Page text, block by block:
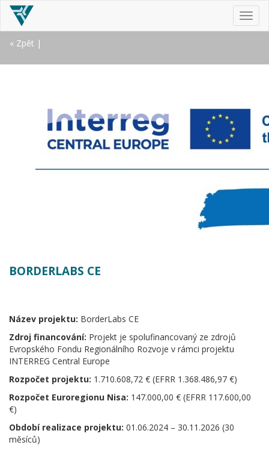
« Zpět |
BORDERLABS CE
Název projektu: BorderLabs CE
Zdroj financování: Projekt je spolufinancovaný ze zdrojů
Evropského Fondu Regionálního Rozvoje v rámci projektu
INTERREG Central Europe
Rozpočet projektu: 1.710.608,72 € (EFRR 1.368.486,97 €)
Rozpočet Euroregionu Nisa: 147.000,00 € (EFRR 117.600,00
€)
Období realizace projektu: 01.06.2024 – 30.11.2026 (30
měsíců)